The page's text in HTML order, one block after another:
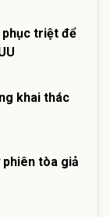
phục triệt để
khai thác
tòa giả